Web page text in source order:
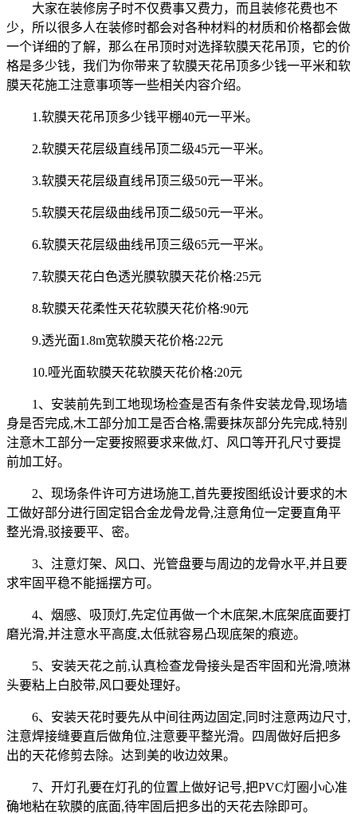
大家在装修房子时不仅费事又费力，而且装修花费也不
少，所以很多人在装修时都会对各种材料的材质和价格都会做
一个详细的了解，那么在吊顶时对选择软膜天花吊顶，它的价
格是多少钱，我们为你带来了软膜天花吊顶多少钱一平米和软
膜天花施工注意事项等一些相关内容介绍。
1.软膜天花吊顶多少钱平棚40元一平米。
2.软膜天花层级直线吊顶二级45元一平米。
3.软膜天花层级直线吊顶三级50元一平米。
5.软膜天花层级曲线吊顶二级50元一平米。
6.软膜天花层级曲线吊顶三级65元一平米。
7.软膜天花白色透光膜软膜天花价格:25元
8.软膜天花柔性天花软膜天花价格:90元
9.透光面1.8m宽软膜天花价格:22元
10.哑光面软膜天花软膜天花价格:20元
1、安装前先到工地现场检查是否有条件安装龙骨,现场墙
身是否完成,木工部分加工是否合格,需要抹灰部分先完成,特别
注意木工部分一定要按照要求来做,灯、风口等开孔尺寸要提
前加工好。
2、现场条件许可方进场施工,首先要按图纸设计要求的木
工做好部分进行固定铝合金龙骨龙骨,注意角位一定要直角平
整光滑,驳接要平、密。
3、注意灯架、风口、光管盘要与周边的龙骨水平,并且要
求牢固平稳不能摇摆方可。
4、烟感、吸顶灯,先定位再做一个木底架,木底架底面要打
磨光滑,并注意水平高度,太低就容易凸现底架的痕迹。
5、安装天花之前,认真检查龙骨接头是否牢固和光滑,喷淋
头要粘上白胶带,风口要处理好。
6、安装天花时要先从中间往两边固定,同时注意两边尺寸,
注意焊接缝要直后做角位,注意要平整光滑。四周做好后把多
出的天花修剪去除。达到美的收边效果。
7、开灯孔要在灯孔的位置上做好记号,把PVC灯圈小心准
确地粘在软膜的底面,待牢固后把多出的天花去除即可。